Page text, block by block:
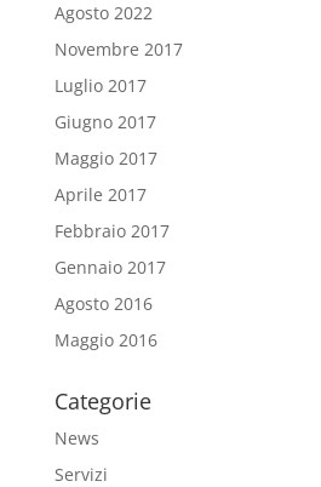
Agosto 2022
Novembre 2017
Luglio 2017
Giugno 2017
Maggio 2017
Aprile 2017
Febbraio 2017
Gennaio 2017
Agosto 2016
Maggio 2016
Categorie
News
Servizi